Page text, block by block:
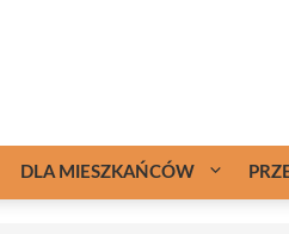
DLA MIESZKAŃCÓW